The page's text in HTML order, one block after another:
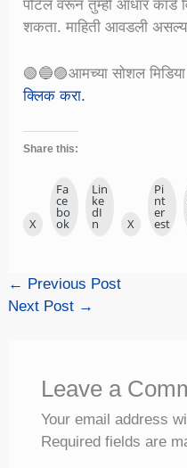
पोर्टल वरून तुम्ही आधार कार्ड
शकता. माहिती आवडली
🟢🔵🟣आमच्या सोशल मिडिया
क्लिक करा.
Share this:
X
Fa
ce
bo
ok
Lin
ke
dI
n X
Pi
nt
er
est
← Previous Post
Next Post →
Leave a
Your email address
Required fields are